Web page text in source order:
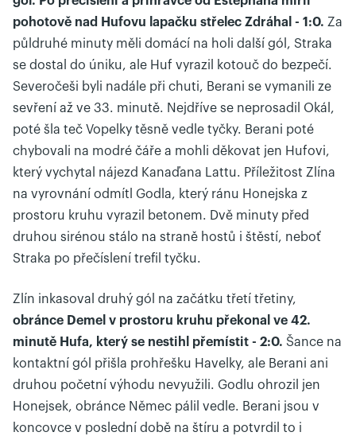
pohotově nad Hufovu lapačku střelec Zdráhal - 1:0. Za
půldruhé minuty měli domácí na holi další gól, Straka
se dostal do úniku, ale Huf vyrazil kotouč do bezpečí.
Severočeši byli nadále při chuti, Berani se vymanili ze
sevření až ve 33. minutě. Nejdříve se neprosadil Okál,
poté šla teč Vopelky těsně vedle tyčky. Berani poté
chybovali na modré čáře a mohli děkovat jen Hufovi,
který vychytal nájezd Kanaďana Lattu. Příležitost Zlína
na vyrovnání odmítl Godla, který ránu Honejska z
prostoru kruhu vyrazil betonem. Dvě minuty před
druhou sirénou stálo na straně hostů i štěstí, neboť
Straka po přečíslení trefil tyčku.
Zlín inkasoval druhý gól na začátku třetí třetiny,
obránce Demel v prostoru kruhu překonal ve 42.
minutě Hufa, který se nestihl přemístit - 2:0. Šance na
kontaktní gól přišla prohřešku Havelky, ale Berani ani
druhou početní výhodu nevyužili. Godlu ohrozil jen
Honejsek, obránce Němec pálil vedle. Berani jsou v
koncovce v poslední době na štíru a potvrdil to i